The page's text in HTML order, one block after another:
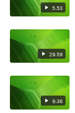
5:53
29:59
9:36